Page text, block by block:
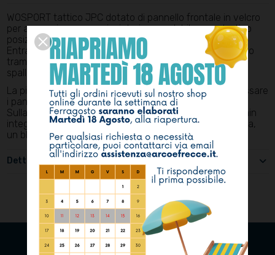
WOSPORT tattico JPC dotato di pannello frontale in velcro
per aggancio accessori, cinturino regolabile con elastico
posizionato sul retro del gilet.
Entrambi gli spallacci hanno un sistema di sgancio rapido
tramite un tiretto situato all'interno dell'imbottitura della
spalla.
La piastra posteriore è fornita di zip cucite sui lati per fissare
i pannelli posteriori.
Sulla parte anteriore del gilet è presente una tasca admin
integrata con velcro, per riporre, ad esempio, una mappa,
un blocco per scrivere, penne, ecc.
Dettagli del prodotto